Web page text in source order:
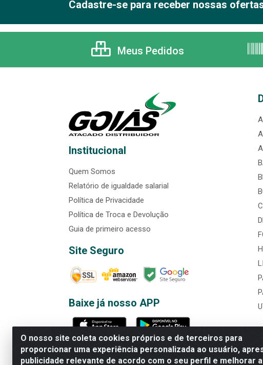
O nosso site coleta cookies próprios e de terceiros para
proporcionar uma experiência personalizada ao usuário,
publicidade relevante de acordo com o seu perfil e melhorar a
Cadastre-se para receber nossas
Meus Pedidos
Institucional
Quem Somos
Relatório de igualdade salarial
Política de Privacidade
Política de Troca e Devolução
Guia de primeiro acesso
Site Seguro
Baixe já nosso APP
Rede Brasil - Avenida Universitária, nº